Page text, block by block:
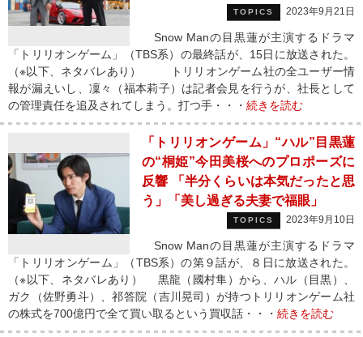
TOPICS 2023年9月21日
Snow Manの目黒蓮が主演するドラマ
「トリリオンゲーム」（TBS系）の最終話が、15日に放送された。
（※以下、ネタバレあり） トリリオンゲーム社の全ユーザー情
報が漏えいし、凜々（福本莉子）は記者会見を行うが、社長として
の管理責任を追及されてしまう。打つ手・・・ 続きを読む
「トリリオンゲーム」“ハル”目黒蓮
の“桐姫”今田美桜へのプロポーズに
反響 「半分くらいは本気だったと思
う」「美し過ぎる夫妻で福眼」
TOPICS 2023年9月10日
Snow Manの目黒蓮が主演するドラマ
「トリリオンゲーム」（TBS系）の第９話が、８日に放送された。
（※以下、ネタバレあり） 黒龍（國村隼）から、ハル（目黒）、
ガク（佐野勇斗）、祁答院（吉川晃司）が持つトリリオンゲーム社
の株式を700億円で全て買い取るという買収話・・・ 続きを読む